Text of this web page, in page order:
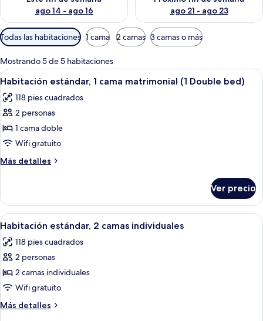
ago 14 - ago 16
ago 21 - ago 23
Filtros
disponibles
para
las
habitaciones
Todas las habitaciones 1 cama 2 camas 3 camas o más
Mostrando 5 de 5 habitaciones
Abrir
todas
las
fotos
de
Habitación
estándar,
1
matrimonial
(1
Double
bed)
Un baño con un lavabo grande,
10
Habitación estándar, 1 cama matrimonial (1 Double bed)
118 pies cuadrados
2 personas
1 cama doble
Wifi gratuito
Más detalles
Más
estándar,
cama
(1
Double
Ver precio
Abrir
todas
las
fotos
de
Habitación
estándar,
2
Habitación de hotel con dos camas,
10
Habitación estándar, 2 camas individuales
118 pies cuadrados
2 personas
2 camas individuales
Wifi gratuito
Más detalles
Más